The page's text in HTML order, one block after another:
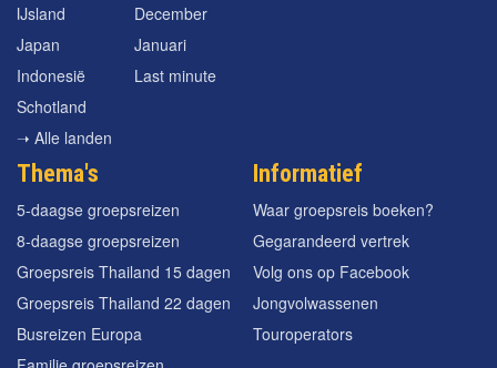
IJsland
Japan
Indonesië
Schotland
➝ Alle landen
December
Januari
Last minute
Thema's
5-daagse groepsreizen
8-daagse groepsreizen
Groepsreis Thailand 15 dagen
Groepsreis Thailand 22 dagen
Busreizen Europa
Informatief
Waar groepsreis boeken?
Gegarandeerd vertrek
Volg ons op Facebook
Jongvolwassenen
Touroperators